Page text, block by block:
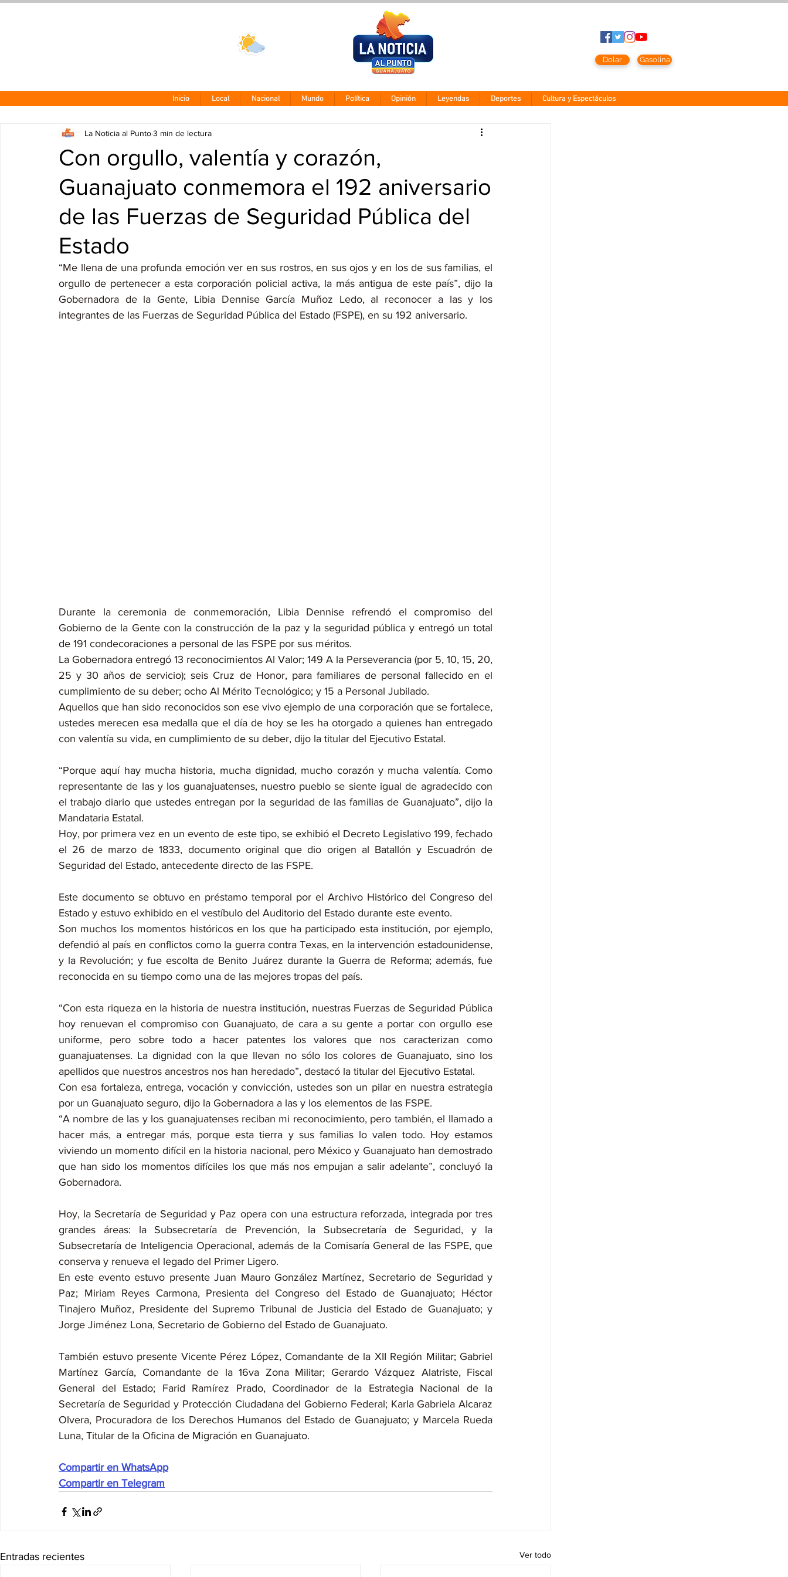
Dolar Gasolina
Inicio Local Nacional Mundo Política Opinión Leyendas Deportes Cultura y Espectáculos
Con orgullo, valentía y corazón,
Guanajuato conmemora el 192 aniversario
de las Fuerzas de Seguridad Pública del
Estado
La Noticia al Punto3 min de lectura
“Me llena de una profunda emoción ver en sus rostros, en sus ojos y en los de sus familias, el
orgullo de pertenecer a esta corporación policial activa, la más antigua de este país”, dijo la
Gobernadora de la Gente, Libia Dennise García Muñoz Ledo, al reconocer a las y los
integrantes de las Fuerzas de Seguridad Pública del Estado (FSPE), en su 192 aniversario.
Durante la ceremonia de conmemoración, Libia Dennise refrendó el compromiso del
Gobierno de la Gente con la construcción de la paz y la seguridad pública y entregó un total
de 191 condecoraciones a personal de las FSPE por sus méritos.
La Gobernadora entregó 13 reconocimientos Al Valor; 149 A la Perseverancia (por 5, 10, 15, 20,
25 y 30 años de servicio); seis Cruz de Honor, para familiares de personal fallecido en el
cumplimiento de su deber; ocho Al Mérito Tecnológico; y 15 a Personal Jubilado.
Aquellos que han sido reconocidos son ese vivo ejemplo de una corporación que se fortalece,
ustedes merecen esa medalla que el día de hoy se les ha otorgado a quienes han entregado
con valentía su vida, en cumplimiento de su deber, dijo la titular del Ejecutivo Estatal.
“Porque aquí hay mucha historia, mucha dignidad, mucho corazón y mucha valentía. Como
representante de las y los guanajuatenses, nuestro pueblo se siente igual de agradecido con
el trabajo diario que ustedes entregan por la seguridad de las familias de Guanajuato”, dijo la
Mandataria Estatal.
Hoy, por primera vez en un evento de este tipo, se exhibió el Decreto Legislativo 199, fechado
el 26 de marzo de 1833, documento original que dio origen al Batallón y Escuadrón de
Seguridad del Estado, antecedente directo de las FSPE.
Este documento se obtuvo en préstamo temporal por el Archivo Histórico del Congreso del
Estado y estuvo exhibido en el vestíbulo del Auditorio del Estado durante este evento.
Son muchos los momentos históricos en los que ha participado esta institución, por ejemplo,
defendió al país en conflictos como la guerra contra Texas, en la intervención estadounidense,
y la Revolución; y fue escolta de Benito Juárez durante la Guerra de Reforma; además, fue
reconocida en su tiempo como una de las mejores tropas del país.
“Con esta riqueza en la historia de nuestra institución, nuestras Fuerzas de Seguridad Pública
hoy renuevan el compromiso con Guanajuato, de cara a su gente a portar con orgullo ese
uniforme, pero sobre todo a hacer patentes los valores que nos caracterizan como
guanajuatenses. La dignidad con la que llevan no sólo los colores de Guanajuato, sino los
apellidos que nuestros ancestros nos han heredado”, destacó la titular del Ejecutivo Estatal.
Con esa fortaleza, entrega, vocación y convicción, ustedes son un pilar en nuestra estrategia
por un Guanajuato seguro, dijo la Gobernadora a las y los elementos de las FSPE.
“A nombre de las y los guanajuatenses reciban mi reconocimiento, pero también, el llamado a
hacer más, a entregar más, porque esta tierra y sus familias lo valen todo. Hoy estamos
viviendo un momento difícil en la historia nacional, pero México y Guanajuato han demostrado
que han sido los momentos difíciles los que más nos empujan a salir adelante”, concluyó la
Gobernadora.
Hoy, la Secretaría de Seguridad y Paz opera con una estructura reforzada, integrada por tres
grandes áreas: la Subsecretaría de Prevención, la Subsecretaría de Seguridad, y la
Subsecretaría de Inteligencia Operacional, además de la Comisaría General de las FSPE, que
conserva y renueva el legado del Primer Ligero.
En este evento estuvo presente Juan Mauro González Martínez, Secretario de Seguridad y
Paz; Miriam Reyes Carmona, Presienta del Congreso del Estado de Guanajuato; Héctor
Tinajero Muñoz, Presidente del Supremo Tribunal de Justicia del Estado de Guanajuato; y
Jorge Jiménez Lona, Secretario de Gobierno del Estado de Guanajuato.
También estuvo presente Vicente Pérez López, Comandante de la XII Región Militar; Gabriel
Martínez García, Comandante de la 16va Zona Militar; Gerardo Vázquez Alatriste, Fiscal
General del Estado; Farid Ramírez Prado, Coordinador de la Estrategia Nacional de la
Secretaría de Seguridad y Protección Ciudadana del Gobierno Federal; Karla Gabriela Alcaraz
Olvera, Procuradora de los Derechos Humanos del Estado de Guanajuato; y Marcela Rueda
Luna, Titular de la Oficina de Migración en Guanajuato.
Compartir en WhatsApp
Compartir en Telegram
Entradas recientes Ver todo